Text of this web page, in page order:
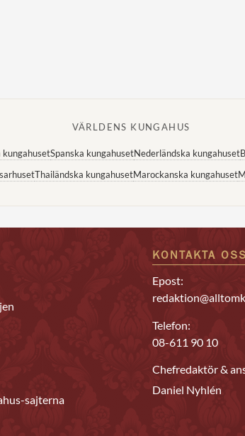
VÄRLDENS KUNGAHUS
kungahusetSpanska kungahusetNederländska kungahuset
Thailändska kungahusetMarockanska kungahuset
sajterna
KONTAKTA OSS
Epost:
Telefon:
08-611 90 10
Chefredaktör &
Daniel Nyhlén